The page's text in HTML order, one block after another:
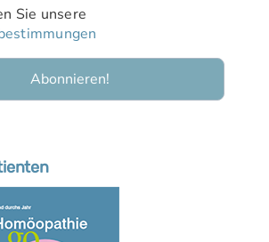
Sie unsere